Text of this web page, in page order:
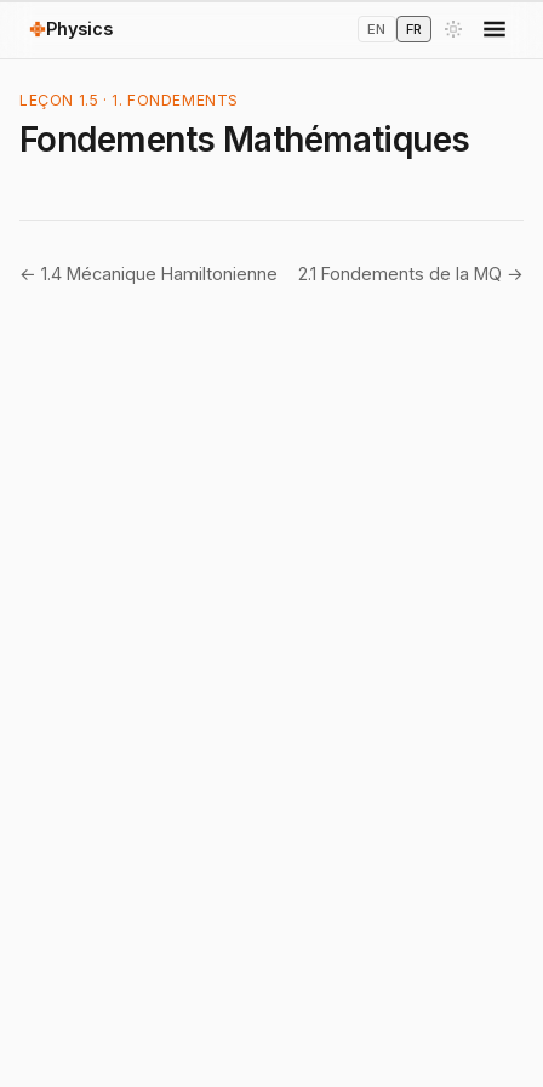
Physics EN FR
LEÇON 1.5 · 1. FONDEMENTS
Fondements Mathématiques
← 1.4 Mécanique Hamiltonienne 2.1 Fondements de la MQ →